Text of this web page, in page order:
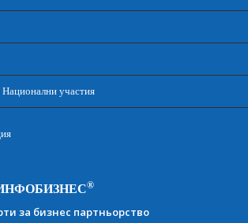
участия
®
за бизнес партньорство